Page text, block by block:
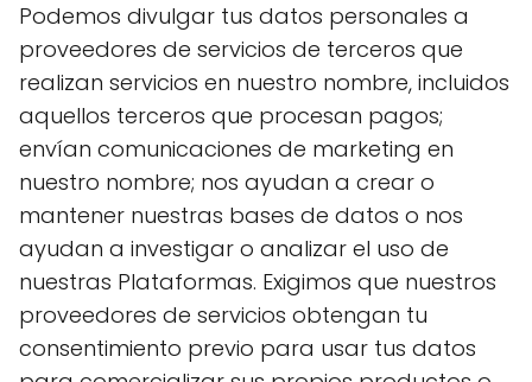
Podemos divulgar tus datos personales a
proveedores de servicios de terceros que
realizan servicios en nuestro nombre, incluidos
aquellos terceros que procesan pagos;
envían comunicaciones de marketing en
nuestro nombre; nos ayudan a crear o
mantener nuestras bases de datos o nos
ayudan a investigar o analizar el uso de
nuestras Plataformas. Exigimos que nuestros
proveedores de servicios obtengan tu
consentimiento previo para usar tus datos